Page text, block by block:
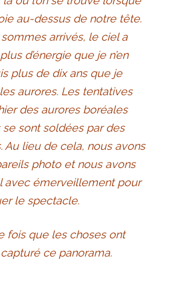
au-dessus de notre tête.
arrivés, le ciel a
d’énergie que je n’en
plus de dix ans que je
aurores. Les tentatives
des aurores boréales
se sont soldées par des
Au lieu de cela, nous avons
photo et nous avons
avec émerveillement pour
le spectacle.
fois que les choses ont
capturé ce panorama.